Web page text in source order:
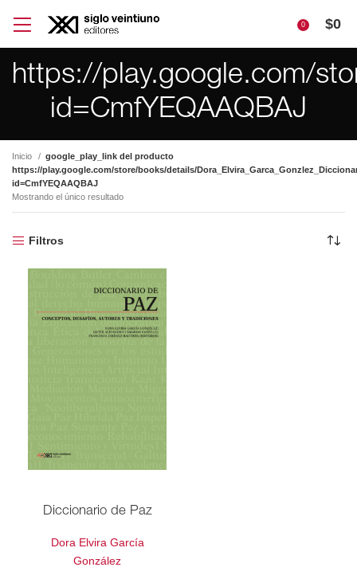
0 $0
https://play.google.com/
id=CmfYEQAAQBAJ
Inicio
google_play_link del producto
https://play.google.com/store/books/details/
id=CmfYEQAAQBAJ
Mostrando el único resultado
Filtros
Diccionario de Paz
Dora Elvira García
González